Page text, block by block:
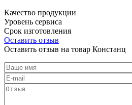
Качество продукции
Уровень сервиса
Срок изготовления
Оставить отзыв
Оставить отзыв на товар Констанц